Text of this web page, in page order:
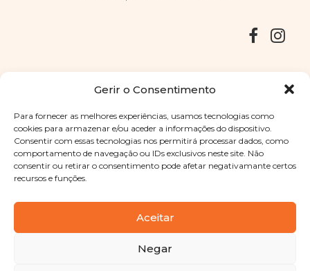
Gerir o Consentimento
Para fornecer as melhores experiências, usamos tecnologias como
cookies para armazenar e/ou aceder a informações do dispositivo.
Consentir com essas tecnologias nos permitirá processar dados, como
comportamento de navegação ou IDs exclusivos neste site. Não
consentir ou retirar o consentimento pode afetar negativamante certos
recursos e funções.
Aceitar
Negar
Copyright © 2025 Sabores Santa Clara
. Todos os direitos
reservadosPolítica de Privacidade |Termos e condições
Designed byShift Your Branding Agency